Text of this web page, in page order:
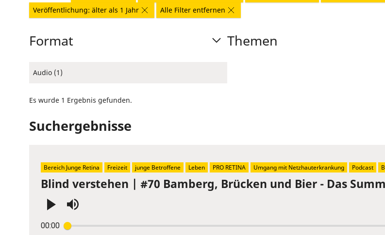
Veröffentlichung: älter als 1 Jahr
Alle Filter entfernen
Format
Audio (1)
Themen
Es wurde 1 Ergebnis gefunden.
Suchergebnisse
Blind verstehen | #70 Bamberg, Brücken und Bier - Das
00:00
Enter
Bereich Junge Retina Freizeit junge Betroffene Leben PRO RETINA Umgang mit Netzhauterkrankung Podcast